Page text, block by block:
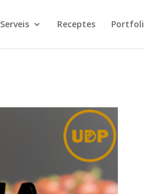
Serveis Receptes Portfoli